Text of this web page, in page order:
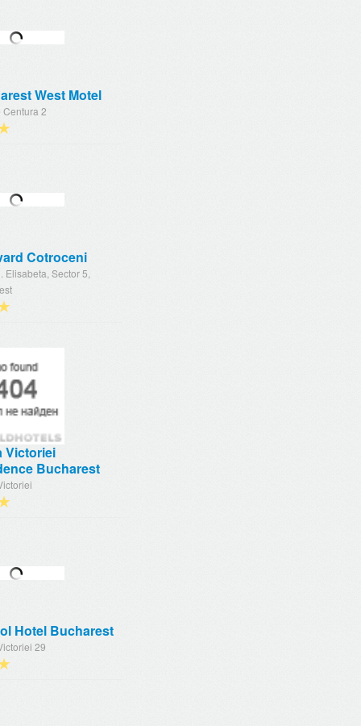
West Motel
Centura 2
Cotroceni
Elisabeta, Sector 5,
Victoriei
Bucharest
Hotel Bucharest
29